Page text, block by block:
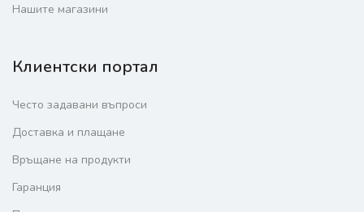
Нашите магазини
Клиентски портал
Често задавани въпроси
Доставка и плащане
Връщане на продукти
Гаранция